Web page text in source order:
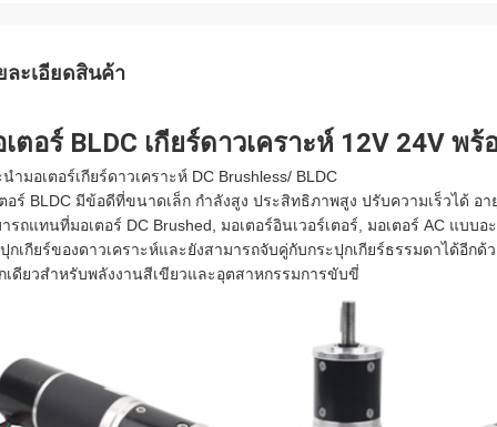
ละเอียดสินค้า
ตอร์ BLDC เกียร์ดาวเคราะห์ 12V 24V พ
ำมอเตอร์เกียร์ดาวเคราะห์ DC Brushless/ BLDC
อร์ BLDC มีข้อดีที่ขนาดเล็ก กำลังสูง ประสิทธิภาพสูง ปรับความเร็วได้ อ
รถแทนที่มอเตอร์ DC Brushed, มอเตอร์อินเวอร์เตอร์, มอเตอร์ AC แบ
กเกียร์ของดาวเคราะห์และยังสามารถจับคู่กับกระปุกเกียร์ธรรมดาได้อีก
เดียวสำหรับพลังงานสีเขียวและอุตสาหกรรมการขับขี่